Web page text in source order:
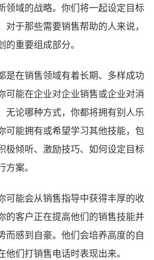
领域的战略。你们将一起设定目标
对于那些需要销售帮助的人来说，
重要组成部分。
是在销售领域有着长期、多样成功
可能在企业对企业销售或企业对消
无论哪种方式，你都将拥有别人乐
可能拥有或希望学习其他技能，包
极倾听、激励技巧、如何设定目标
案。
可能会从销售指导中获得丰厚的收
的客户正在提高他们的销售技能并
而感到自豪。他们会培养高度的自
他们打销售电话时表现出来。